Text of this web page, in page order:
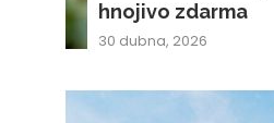
hnojivo zdarma
30 dubna, 2026